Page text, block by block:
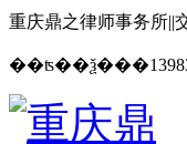
重庆鼎之律师事务所||